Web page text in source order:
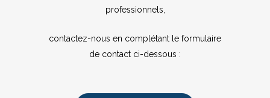
professionnels,
contactez-nous en complétant le formulaire
de contact ci-dessous :